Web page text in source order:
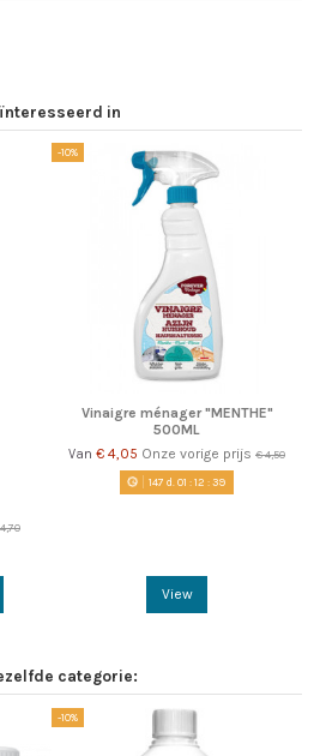
in
-10%
Vinaigre ménager "MENTHE"
500ML
Van € 4,05 Onze vorige prijs € 4,50
147 d. 01 :12 :38
View
categorie:
-10%